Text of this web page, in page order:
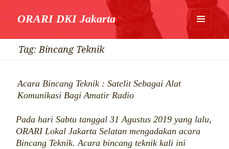
ORARI DKI Jakarta
WIDGET
Tag: Bincang Teknik
Acara Bincang Teknik : Satelit Sebagai Alat
Komunikasi Bagi Amatir Radio
Pada hari Sabtu tanggal 31 Agustus 2019 yang lalu,
ORARI Lokal Jakarta Selatan mengadakan acara
Bincang Teknik. Acara bincang teknik kali ini